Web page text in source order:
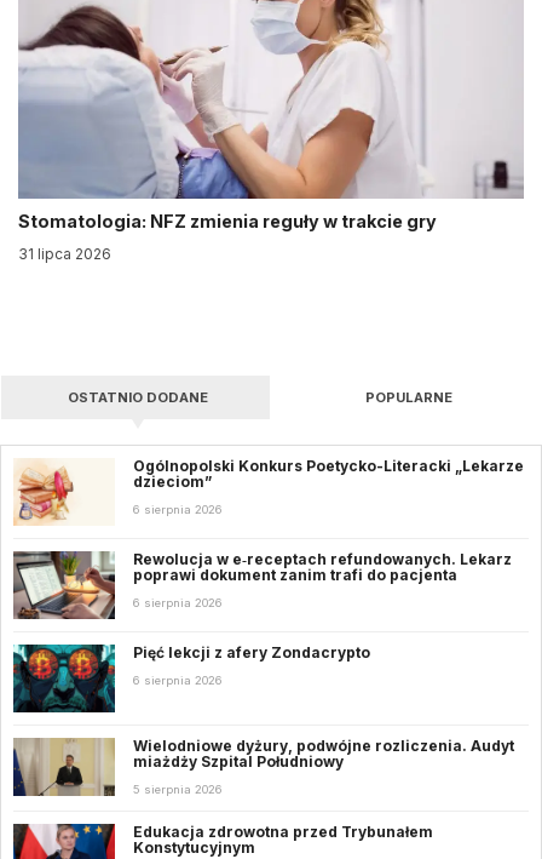
Stomatologia: NFZ zmienia reguły w trakcie gry
31 lipca 2026
OSTATNIO DODANE POPULARNE
Ogólnopolski Konkurs Poetycko-Literacki „Lekarze
dzieciom”
6 sierpnia 2026
Rewolucja w e‑receptach refundowanych. Lekarz
poprawi dokument zanim trafi do pacjenta
6 sierpnia 2026
Pięć lekcji z afery Zondacrypto
6 sierpnia 2026
Wielodniowe dyżury, podwójne rozliczenia. Audyt
miażdży Szpital Południowy
5 sierpnia 2026
Edukacja zdrowotna przed Trybunałem
Konstytucyjnym